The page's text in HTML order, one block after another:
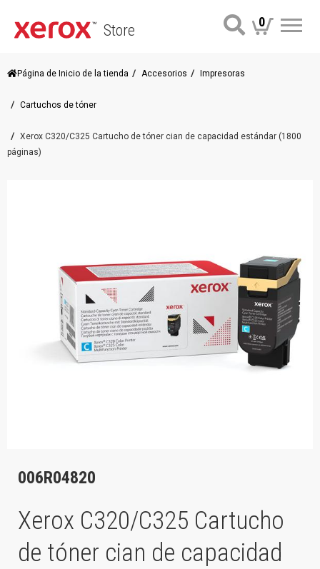
Store 0
Página de Inicio de la tienda Accesorios Impresoras
Cartuchos de tóner
Xerox C320/C325 Cartucho de tóner cian de capacidad estándar (1800
páginas)
006R04820
Xerox C320/C325 Cartucho
de tóner cian de capacidad